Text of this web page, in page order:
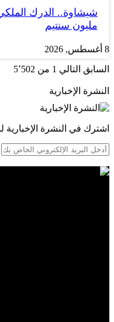
مليون سنتيم
8 أغسطس, 2026
السابق التالي 1 من 5٬502
النشرة الإخبارية
اشترك في النشرة الإخبارية